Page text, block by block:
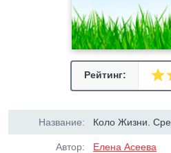
Рейтинг:
Название: Коло Жизни.
Автор: Елена Асеева